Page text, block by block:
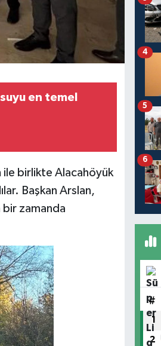
ile birlikte Alacahöyük
Başkan Arslan,
bir zamanda
4
5
6
#
1
2